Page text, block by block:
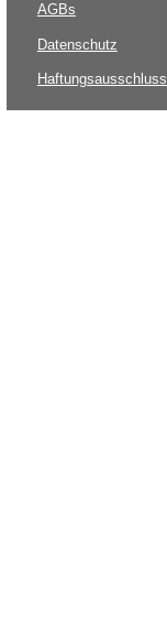
AGBs
Datenschutz
Haftungsausschluss